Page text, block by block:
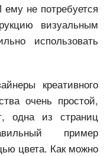
не потребуется
визуальным
использовать
креативного
очень простой,
одна из страниц
пример
цвета. Как можно